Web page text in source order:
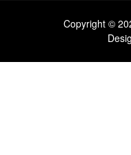
Copyright ©